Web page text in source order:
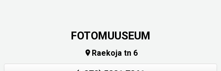
FOTOMUUSEUM
 Raekoja tn 6